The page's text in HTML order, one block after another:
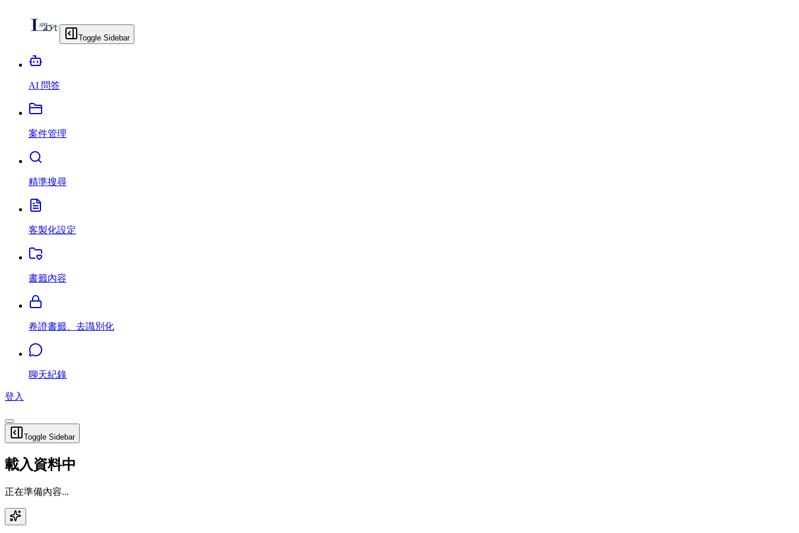
Toggle Sidebar
AI 問答
案件管理
精準搜尋
客製化設定
書籤內容
卷證書籤、去識別化
聊天紀錄
登入
Toggle Sidebar
載入資料中
正在準備內容...